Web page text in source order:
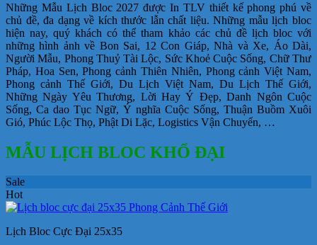
Những Mẫu Lịch Bloc 2027 được In TLV thiết kế phong phú về
chủ đề, đa dạng về kích thước lẫn chất liệu. Những mẫu lịch bloc
hiện nay, quý khách có thể tham khảo các chủ đề lịch bloc với
những hình ảnh về Bon Sai, 12 Con Giáp, Nhà và Xe, Áo Dài,
Người Mẫu, Phong Thuỷ Tài Lộc, Sức Khoẻ Cuộc Sống, Chữ Thư
Pháp, Hoa Sen, Phong cảnh Thiên Nhiên, Phong cảnh Việt Nam,
Phong cảnh Thế Giới, Du Lịch Việt Nam, Du Lịch Thế Giới,
Những Ngày Yêu Thương, Lời Hay Ý Đẹp, Danh Ngôn Cuộc
Sống, Ca dao Tục Ngữ, Ý nghĩa Cuộc Sống, Thuận Buồm Xuôi
Gió, Phúc Lộc Thọ, Phật Di Lặc, Logistics Vận Chuyển, …
MẪU LỊCH BLOC KHỔ ĐẠI
Sale
Hot
Lịch Bloc Cực Đại 25x35